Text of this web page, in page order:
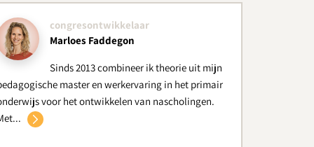
congresontwikkelaar
Marloes Faddegon
Sinds 2013 combineer ik theorie uit mijn
master en werkervaring in het primair
voor het ontwikkelen van nascholingen.